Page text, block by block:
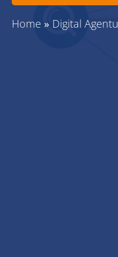
Home » Digital